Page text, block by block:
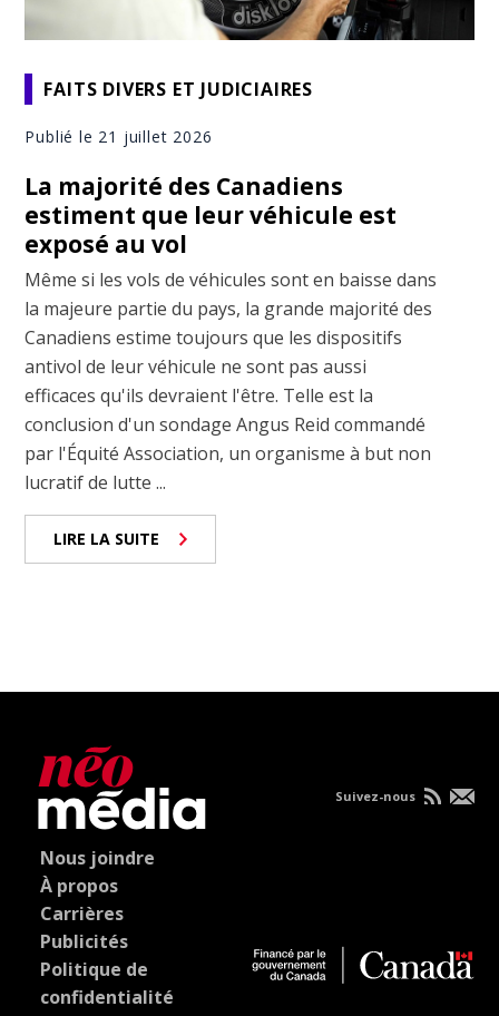
FAITS DIVERS ET JUDICIAIRES
Publié le 21 juillet 2026
La majorité des Canadiens
estiment que leur véhicule est
exposé au vol
Même si les vols de véhicules sont en baisse dans
la majeure partie du pays, la grande majorité des
Canadiens estime toujours que les dispositifs
antivol de leur véhicule ne sont pas aussi
efficaces qu'ils devraient l'être. Telle est la
conclusion d'un sondage Angus Reid commandé
par l'Équité Association, un organisme à but non
lucratif de lutte ...
LIRE LA SUITE
Nous joindre
À propos
Carrières
Publicités
Politique de
confidentialité
Suivez-nous